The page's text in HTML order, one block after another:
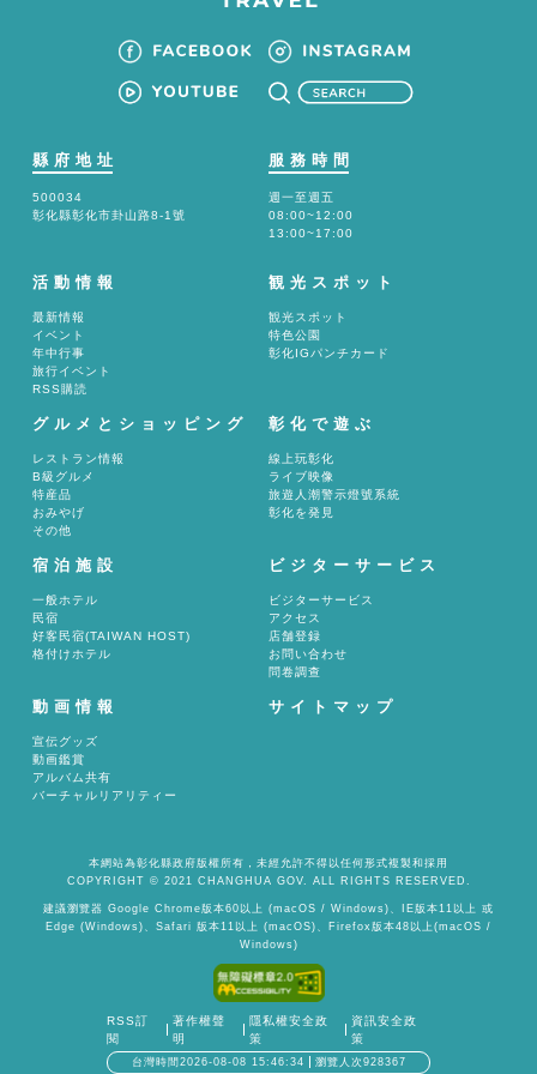
縣府地址
500034
彰化縣彰化市卦山路8-1號
服務時間
週一至週五
08:00~12:00
13:00~17:00
活動情報
最新情報
イベント
年中行事
旅行イベント
RSS購読
観光スポット
観光スポット
特色公園
彰化IGパンチカード
グルメとショッピング
レストラン情報
B級グルメ
特産品
おみやげ
その他
彰化で遊ぶ
線上玩彰化
ライブ映像
旅遊人潮警示燈號系統
彰化を発見
宿泊施設
一般ホテル
民宿
好客民宿(TAIWAN HOST)
格付けホテル
ビジターサービス
ビジターサービス
アクセス
店舗登録
お問い合わせ
問卷調查
動画情報
宣伝グッズ
動画鑑賞
アルバム共有
バーチャルリアリティー
サイトマップ
本網站為彰化縣政府版權所有，未經允許不得以任何形式複製和採用
COPYRIGHT © 2021 CHANGHUA GOV. ALL RIGHTS RESERVED.
建議瀏覽器 Google Chrome版本60以上 (macOS / Windows)、IE版本11以上 或
Edge (Windows)、Safari 版本11以上 (macOS)、Firefox版本48以上(macOS /
Windows)
RSS訂
閱
著作權聲
明
隱私權安全政
策
資訊安全政
策
台灣時間2026-08-08 15:46:34 瀏覽人次928367